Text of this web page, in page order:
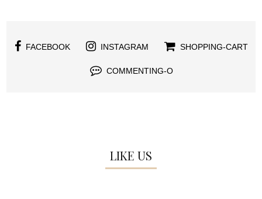
FACEBOOK INSTAGRAM SHOPPING-CART
COMMENTING-O
LIKE US